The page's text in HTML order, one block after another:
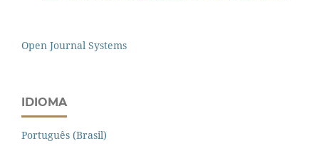
Open Journal Systems
IDIOMA
Português (Brasil)